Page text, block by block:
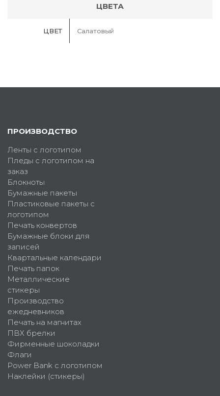
ЦВЕТА
ЦВЕТ Салатовый
ПРОИЗВОДСТВО
Ленты с логотипом
Пледы с логотипом на
заказ
Блокноты
Бумажные пакеты
Пластиковые пакеты с
логотипом
Печать конвертов
Бумажные блоки для
записей
Квартальные календари
Печать папок
Металлические
стикеры
Производство
ежедневников
Печать на магнитах
ПВХ брелки
Фирменные шоколадки
Флаги
Power Bank с логотипом
Наклейки (стикеры)